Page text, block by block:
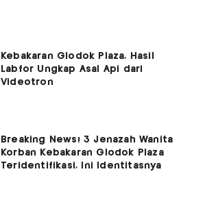
Kebakaran Glodok Plaza, Hasil
Labfor Ungkap Asal Api dari
Videotron
Breaking News! 3 Jenazah Wanita
Korban Kebakaran Glodok Plaza
Teridentifikasi, Ini Identitasnya